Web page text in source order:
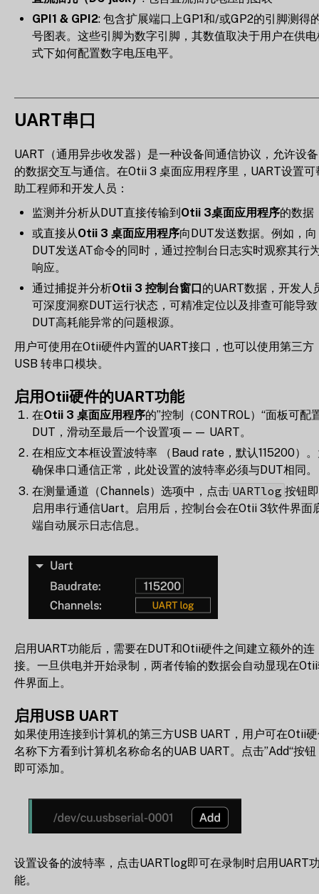
GPI1 & GPI2: 包含扩展端口上GP1和/或GP2的引脚测得
号图表。这些引脚为数字引脚，其数值取决于用户在供
式下如何配置数字电压电平。
UART串口
UART（通用异步收发器）是一种设备间通信协议，允许设
的数据交互与通信。在Otii 3 桌面应用程序里，UART设置可
助工程师和开发人员：
监测并分析从DUT直接传输到 Otii 3桌面应用程序的数据
或直接从Otii 3 桌面应用程序向DUT发送数据。例如，向
DUT发送AT命令的同时，通过控制台日志实时观察其行
响应。
通过捕捉并分析Otii 3 控制台窗口 的UART数据，开发人
可深度洞察DUT运行状态，可精准定位以及排查可能导致
DUT高耗能异常的问题根源。
用户可使用在Otii硬件内置的UART接口，也可以使用第三方
USB 转串口模块。
启用Otii硬件的UART功能
在Otii 3 桌面应用程序的”控制（CONTROL）“面板可配
DUT，滑动至最后一个设置项—— UART。
在相应文本框设置波特率 （Baud rate，默认115200）
确保串口通信正常，此处设置的波特率必须与DUT相同。
在测量通道（Channels）选项中，点击 UARTlog 按钮
启用串行通信Uart。启用后，控制台会在Otii 3软件界面
端自动展示日志信息。
启用UART功能后，需要在DUT和Otii硬件之间建立额外的连
接。一旦供电并开始录制，两者传输的数据会自动显现在
件界面上。
启用USB UART
如果使用连接到计算机的第三方USB UART，用户可在Otii
名称下方看到计算机名称命名的UAB UART。点击”Add“按钮
即可添加。
设置设备的波特率，点击UARTlog即可在录制时启用UART
能。